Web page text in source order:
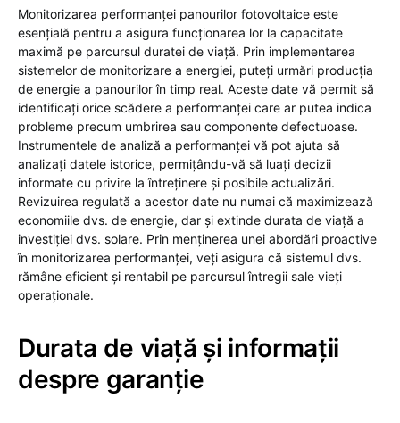
Monitorizarea performanței panourilor fotovoltaice este
esențială pentru a asigura funcționarea lor la capacitate
maximă pe parcursul duratei de viață. Prin implementarea
sistemelor de monitorizare a energiei, puteți urmări producția
de energie a panourilor în timp real. Aceste date vă permit să
identificați orice scădere a performanței care ar putea indica
probleme precum umbrirea sau componente defectuoase.
Instrumentele de analiză a performanței vă pot ajuta să
analizați datele istorice, permițându-vă să luați decizii
informate cu privire la întreținere și posibile actualizări.
Revizuirea regulată a acestor date nu numai că maximizează
economiile dvs. de energie, dar și extinde durata de viață a
investiției dvs. solare. Prin menținerea unei abordări proactive
în monitorizarea performanței, veți asigura că sistemul dvs.
rămâne eficient și rentabil pe parcursul întregii sale vieți
operaționale.
Durata de viață și informații
despre garanție